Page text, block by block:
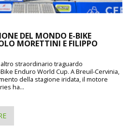
DEL MONDO E-BIKE
MORETTINI E FILIPPO
straordinario traguardo
Enduro World Cup. A Breuil-Cervinia,
della stagione iridata, il motore
ha...